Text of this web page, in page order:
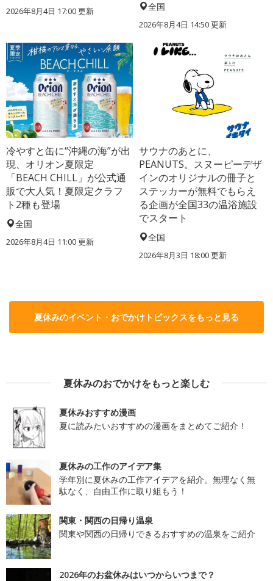
2026年8月4日 17:00更新 全国
2026年8月4日 14:50更新
冷やすと缶に“沖縄の海”が出
現、オリオン夏限定
「BEACH CHILL」が公式通
販で大人気！夏限定クラフ
ト2種も登場
全国
2026年8月4日 11:00更新
サウナのあとに、
PEANUTS。スヌーピーデザ
インのオリジナルの冊子と
ステッカーが無料でもらえ
る企画が全国33の温浴施設
でスタート
全国
2026年8月3日 18:00更新
夏休みのイベント・おでかけトピックスをもっと見る
夏休みのおでかけをもっと楽しむ
夏休みおすすめ漫画
夏に読みたいおすすめの漫画をまとめてご紹介！
夏休みの工作のアイデア集
学年別に夏休みの工作アイデアを紹介。無理なく無
駄なく、自由工作に取り組もう！
関東・関西の日帰り温泉
関東や関西の日帰りできるおすすめの温泉をご紹介
2026年のお盆休みはいつからいつまで？